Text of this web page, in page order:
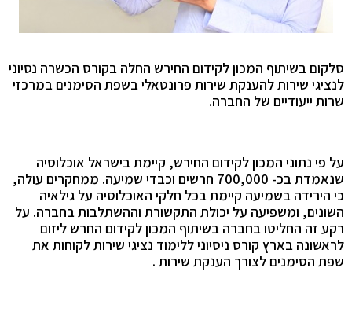
סלקום בשיתוף המכון לקידום החירש החלה בקורס הכשרה נסיוני
לנציגי שירות להענקת שירות פרונטאלי בשפת הסימנים במרכזי
שרות ייעודיים של החברה.
על פי נתוני המכון לקידום החירש, קיימת בישראל אוכלוסיה
שנאמדת בכ- 700,000 חרשים וכבדי שמיעה. ממחקרים עולה,
כי הירידה בשמיעה קיימת בכל חלקי האוכלוסיה על גילאיה
השונים, ומשפיעה על יכולת התקשורת וההשתלבות בחברה. על
רקע זה החליטו בחברה בשיתוף המכון לקידום החרש ליזום
לראשונה בארץ קורס ניסיוני ללימוד נציגי שירות לקוחות את
שפת הסימנים לצורך הענקת שירות .